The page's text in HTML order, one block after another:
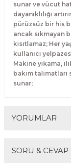
sunar ve vücut
dayanıklılığı
pürüzsüz bir his
ancak sıkmayan
kısıtlamaz; Her
kullanıcı
Makine yıkama,
bakım talimatları
sunar;
YORUMLAR
SORU & CEVAP